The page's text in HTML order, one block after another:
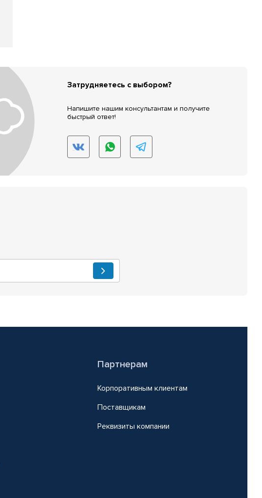
Затрудняетесь с выбором?
Напишите нашим консультантам и получите
быстрый ответ!
Партнерам
Корпоративным клиентам
Поставщикам
Реквизиты компании